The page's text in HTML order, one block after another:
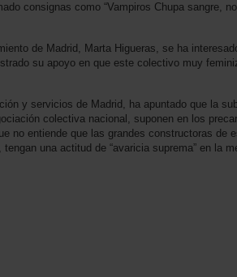
consignas como “Vampiros Chupa sangre,
de Madrid, Marta Higueras, se ha
su apoyo en que este colectivo muy
y servicios de Madrid, ha apuntado que la
colectiva nacional, suponen en los
no entiende que las grandes constructoras de
una actitud de “avaricia suprema” en la